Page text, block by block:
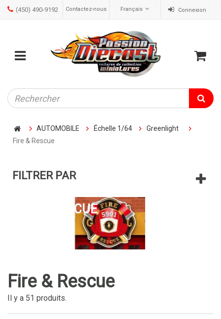
Connexion
Français
Contactez-nous
(450) 490-9192
Mobile
menu
Cart
AUTOMOBILE Échelle 1/64
Greenlight
Fire & Rescue
FILTRER PAR
FIRE & RESCUE
Fire & Rescue
Il y a 51 produits.